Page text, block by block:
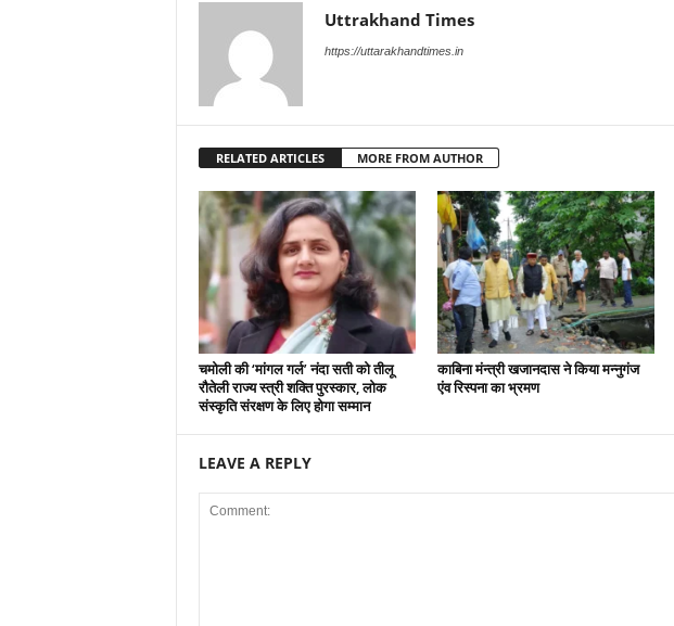
Uttrakhand Times
https://uttarakhandtimes.in
RELATED ARTICLES MORE FROM AUTHOR
चमोली की ‘मांगल गर्ल’ नंदा सती को तीलू
रौतेली राज्य स्त्री शक्ति पुरस्कार, लोक
संस्कृति संरक्षण के लिए होगा सम्मान
काबिना मंन्त्री खजानदास ने किया मन्नुगंज
एंव रिस्पना का भ्रमण
LEAVE A REPLY